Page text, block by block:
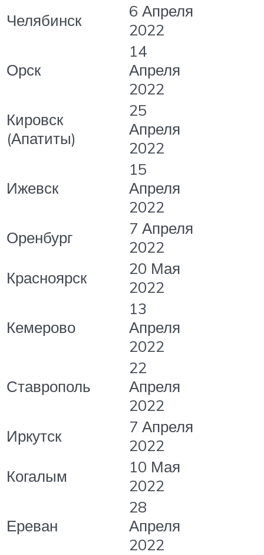
Челябинск
6 Апреля
2022
Орск
14
Апреля
2022
Кировск
(Апатиты)
25
Апреля
2022
Ижевск
15
Апреля
2022
Оренбург
7 Апреля
2022
Красноярск
20 Мая
2022
Кемерово
13
Апреля
2022
Ставрополь
22
Апреля
2022
Иркутск
7 Апреля
2022
Когалым
10 Мая
2022
Ереван
28
Апреля
2022